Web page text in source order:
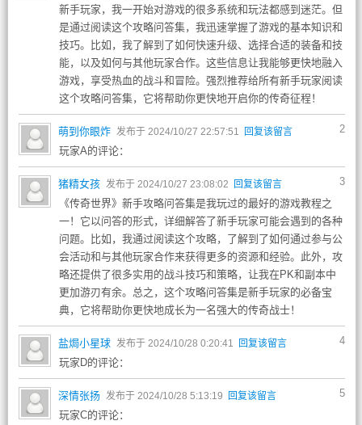
新手玩家，我一开始对游戏的很多系统和玩法都感到迷茫。但
是通过阅读这个攻略问答集，我迅速掌握了游戏的基本知识和
技巧。比如，我了解到了如何快速升级、选择合适的装备和技
能，以及如何与其他玩家合作。这些信息让我能够更快地融入
游戏，享受热血的战斗和冒险。强烈推荐给所有新手玩家阅读
这个攻略问答集，它将帮助你更快地开启你的传奇征程！
2
萌到你眼炸 发布于 2024/10/27 22:57:51 回复该留言
玩家A的评论：
3
猪精女孩 发布于 2024/10/27 23:08:02 回复该留言
《传奇世界》新手攻略问答集是我玩过的最好的游戏教程之
一！它以问答的形式，详细解答了新手玩家可能会遇到的各种
问题。比如，我通过阅读这个攻略，了解到了如何通过参与公
会活动和与其他玩家合作来获得更多的资源和经验。此外，攻
略还提供了很多实用的战斗技巧和策略，让我在PK和副本中
更加游刃有余。总之，这个攻略问答集是新手玩家的必备宝
典，它将帮助你更快地成长为一名强大的传奇战士！
4
盐焗小星球 发布于 2024/10/28 0:20:41 回复该留言
玩家D的评论：
5
深情张扬 发布于 2024/10/28 5:13:19 回复该留言
玩家C的评论：